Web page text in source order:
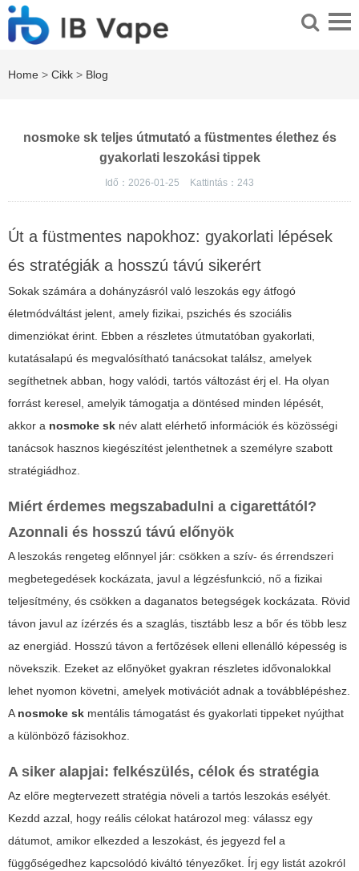
Home > Cikk > Blog
nosmoke sk teljes útmutató a füstmentes élethez és
gyakorlati leszokási tippek
Idő：2026-01-25 Kattintás： 243
Út a füstmentes napokhoz: gyakorlati lépések
és stratégiák a hosszú távú sikerért
Sokak számára a dohányzásról való leszokás egy átfogó
életmódváltást jelent, amely fizikai, pszichés és szociális
dimenziókat érint. Ebben a részletes útmutatóban gyakorlati,
kutatásalapú és megvalósítható tanácsokat találsz, amelyek
segíthetnek abban, hogy valódi, tartós változást érj el. Ha olyan
forrást keresel, amelyik támogatja a döntésed minden lépését,
akkor a nosmoke sk név alatt elérhető információk és közösségi
tanácsok hasznos kiegészítést jelenthetnek a személyre szabott
stratégiádhoz.
Miért érdemes megszabadulni a cigarettától?
Azonnali és hosszú távú előnyök
A leszokás rengeteg előnnyel jár: csökken a szív- és érrendszeri
megbetegedések kockázata, javul a légzésfunkció, nő a fizikai
teljesítmény, és csökken a daganatos betegségek kockázata. Rövid
távon javul az ízérzés és a szaglás, tisztább lesz a bőr és több lesz
az energiád. Hosszú távon a fertőzések elleni ellenálló képesség is
növekszik. Ezeket az előnyöket gyakran részletes idővonalokkal
lehet nyomon követni, amelyek motivációt adnak a továbblépéshez.
Anosmoke sk mentális támogatást és gyakorlati tippeket nyújthat
a különböző fázisokhoz.
A siker alapjai: felkészülés, célok és stratégia
Az előre megtervezett stratégia növeli a tartós leszokás esélyét.
Kezdd azzal, hogy reális célokat határozol meg: válassz egy
dátumot, amikor elkezded a leszokást, és jegyezd fel a
függőségedhez kapcsolódó kiváltó tényezőket. Írj egy listát azokról